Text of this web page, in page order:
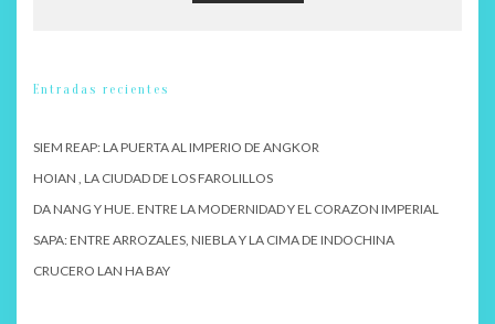
Entradas recientes
SIEM REAP: LA PUERTA AL IMPERIO DE ANGKOR
HOIAN , LA CIUDAD DE LOS FAROLILLOS
DA NANG Y HUE. ENTRE LA MODERNIDAD Y EL CORAZON IMPERIAL
SAPA: ENTRE ARROZALES, NIEBLA Y LA CIMA DE INDOCHINA
CRUCERO LAN HA BAY